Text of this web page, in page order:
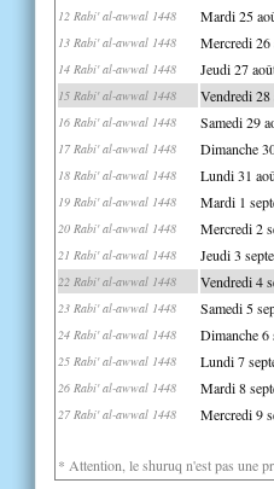
12 Rabi' al-awwal 1448 Mardi 25
13 Rabi' al-awwal 1448 Mercredi 26
14 Rabi' al-awwal 1448 Jeudi 27
15 Rabi' al-awwal 1448 Vendredi 28
16 Rabi' al-awwal 1448 Samedi 29
17 Rabi' al-awwal 1448 Dimanche
18 Rabi' al-awwal 1448 Lundi 31
19 Rabi' al-awwal 1448 Mardi 1
20 Rabi' al-awwal 1448 Mercredi 2
21 Rabi' al-awwal 1448 Jeudi 3
22 Rabi' al-awwal 1448 Vendredi 4
23 Rabi' al-awwal 1448 Samedi 5
24 Rabi' al-awwal 1448 Dimanche 6
25 Rabi' al-awwal 1448 Lundi 7
26 Rabi' al-awwal 1448 Mardi 8
27 Rabi' al-awwal 1448 Mercredi 9
* Attention, le shuruq n'est pas une